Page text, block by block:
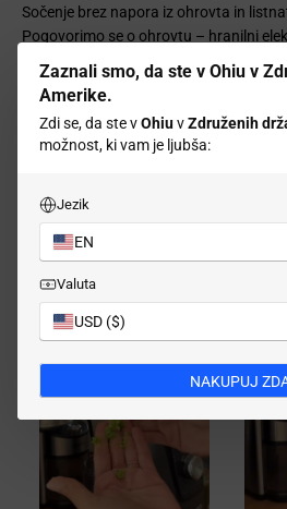
Sočenje brez napora iz ohrovta in
Pogovorimo se o ohrovtu – hranilni
mnoge sokovnike. Vlaknasta tekstura
polža, upočasni motor ali, še huje,
Zahvaljujoč nadgrajenemu sistemu
počasnega stiskanja Ciarra ravna z
soka brez težav in ni vam več treba
odpravili zamašitve.
Zaznali smo, da ste v Ohiu v
Amerike.
Zdi se, da ste vOhiuvZdruženih
možnost, ki vam je ljubša:
Jezik
EN
Valuta
USD ($)
NAKUPUJ